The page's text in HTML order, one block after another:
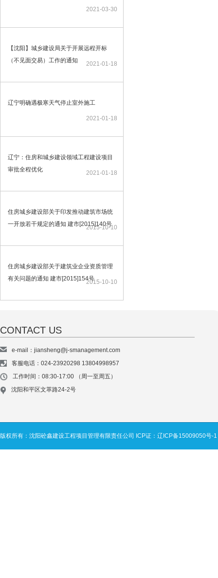
2021-03-30
【沈阳】城乡建设局关于开展远程开标
（不见面交易）工作的通知
2021-01-18
辽宁明确遇极寒天气停止室外施工
2021-01-18
辽宁：住房和城乡建设领域工程建设项目
审批全程优化
2021-01-18
住房城乡建设部关于印发推动建筑市场统
一开放若干规定的通知 建市[2015]140号
2015-10-10
住房城乡建设部关于建筑业企业资质管理
有关问题的通知 建市[2015]154号2015-10-10
CONTACT US
e-mail：jiansheng@j-smanagement.com
客服电话：024-23920298 13804998957
工作时间：08:30-17:00 （周一至周五）
沈阳和平区文萃路24-2号
版权所有：沈阳砼鑫建设工程项目管理有限责任公司 ICP证：辽ICP备15009050号-1